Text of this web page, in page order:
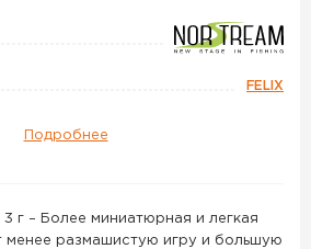
FELIX
Подробнее
г – Более миниатюрная и легкая
менее размашистую игру и большую